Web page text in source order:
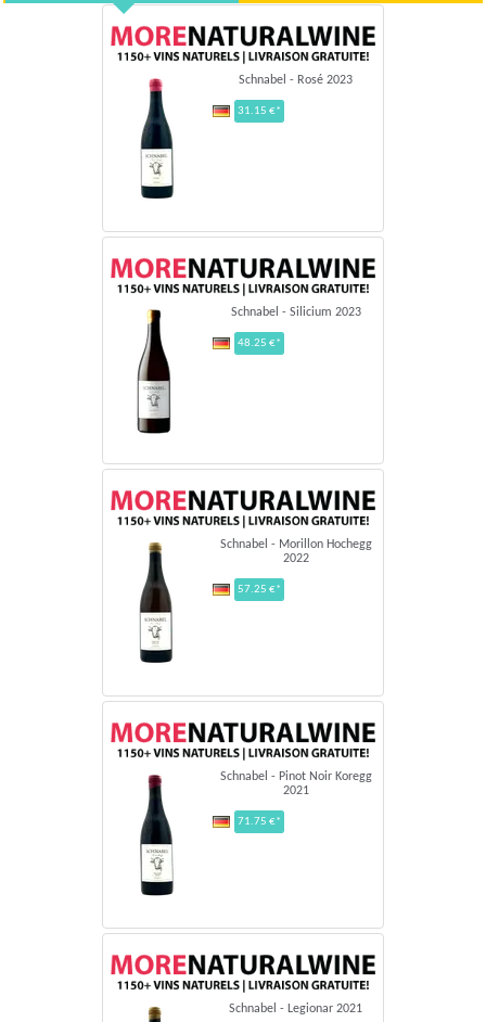
Schnabel - Rosé 2023
31.15 €*
Schnabel - Silicium 2023
48.25 €*
Schnabel - Morillon Hochegg
2022
57.25 €*
Schnabel - Pinot Noir Koregg
2021
71.75 €*
Schnabel - Legionar 2021